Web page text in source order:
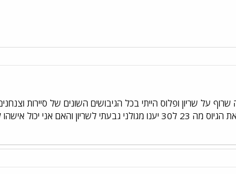
מי יודע מה שרוף על שריון ופלוס הייתי בכל הגיבושים השונים של סיירות
וצנחנים פרשתי באמצע בגלל שנתפס לי הגב אז למה לעזאזל שינו לי את הגיוס מה 23 ל30 יענו